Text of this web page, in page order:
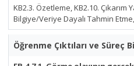
KB2.3. Özetleme, KB2.10. Çıkarım
Bilgiye/Veriye Dayalı Tahmin
Öğrenme Çıktıları ve Süreç